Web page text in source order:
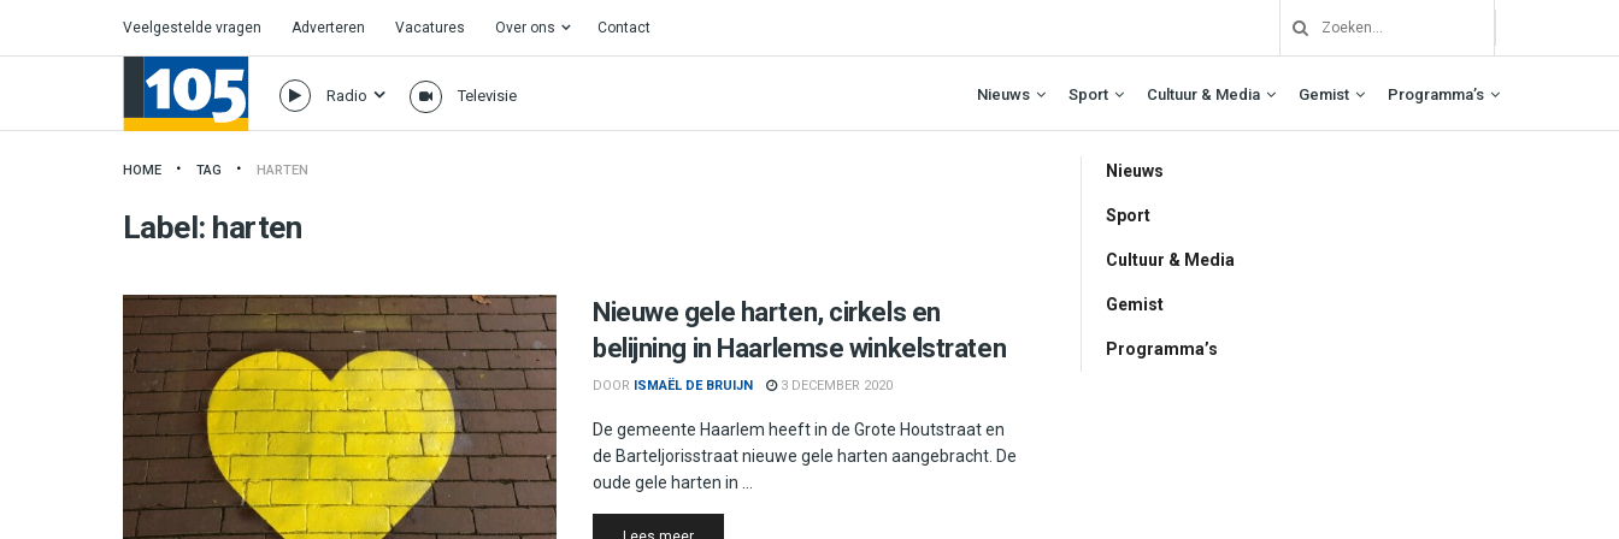
Veelgestelde vragen Adverteren Vacatures Over ons Contact
Radio Televisie Nieuws Sport Cultuur & Media Gemist Programma’s
HOME TAG HARTEN
Label: harten
Nieuwe gele harten, cirkels en
belijning in Haarlemse winkelstraten
DOOR ISMAËL DE BRUIJN 3 DECEMBER 2020
De gemeente Haarlem heeft in de Grote Houtstraat en
de Barteljorisstraat nieuwe gele harten aangebracht. De
oude gele harten in ...
Details
Nieuws
Sport
Cultuur & Media
Gemist
Programma’s